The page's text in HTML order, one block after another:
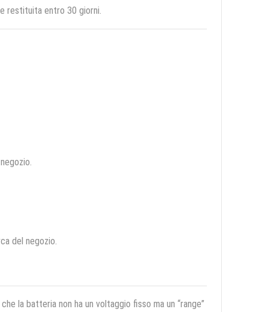
restituita entro 30 giorni.
del negozio.
la batteria non ha un voltaggio fisso ma un “range”